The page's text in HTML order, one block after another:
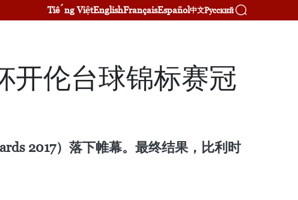
Tiếng ViệtEnglishFrançaisEspañol中文Русский
开伦台球锦标赛冠
2017）落下帷幕。最终结果，比利时